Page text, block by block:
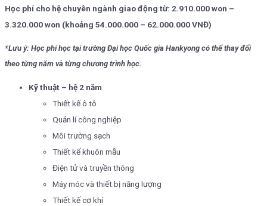
Học phí cho hệ chuyên ngành giao động từ: 2.910.000 won –
3.320.000 won (khoảng 54.000.000 – 62.000.000 VNĐ)
*Lưu ý: Học phí học tại trường Đại học Quốc gia Hankyong có thể thay đổi
theo từng năm và từng chương trình học.
Kỹ thuật – hệ 2 năm
Thiết kế ô tô
Quản lí công nghiệp
Môi trường sạch
Thiết kế khuôn mẫu
Điện tử và truyền thông
Máy móc và thiết bị năng lượng
Thiết kế cơ khí